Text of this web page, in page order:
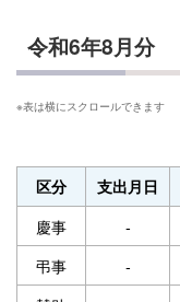
令和6年8月分
区分 支出月日
慶事 -
弔事
-